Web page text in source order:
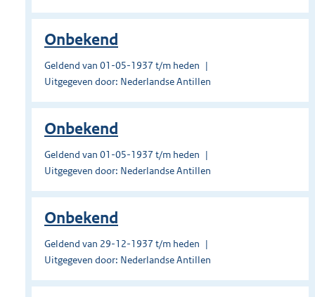
Onbekend
Geldend van 01-05-1937 t/m heden
Uitgegeven door: Nederlandse Antillen
Onbekend
Geldend van 01-05-1937 t/m heden
Uitgegeven door: Nederlandse Antillen
Onbekend
Geldend van 29-12-1937 t/m heden
Uitgegeven door: Nederlandse Antillen